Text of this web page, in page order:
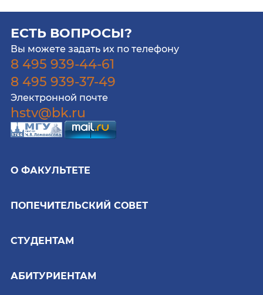
ЕСТЬ ВОПРОСЫ?
Вы можете задать их по телефону
8 495 939-44-61
8 495 939-37-49
Электронной почте
hstv@bk.ru
О ФАКУЛЬТЕТЕ
ПОПЕЧИТЕЛЬСКИЙ СОВЕТ
СТУДЕНТАМ
АБИТУРИЕНТАМ